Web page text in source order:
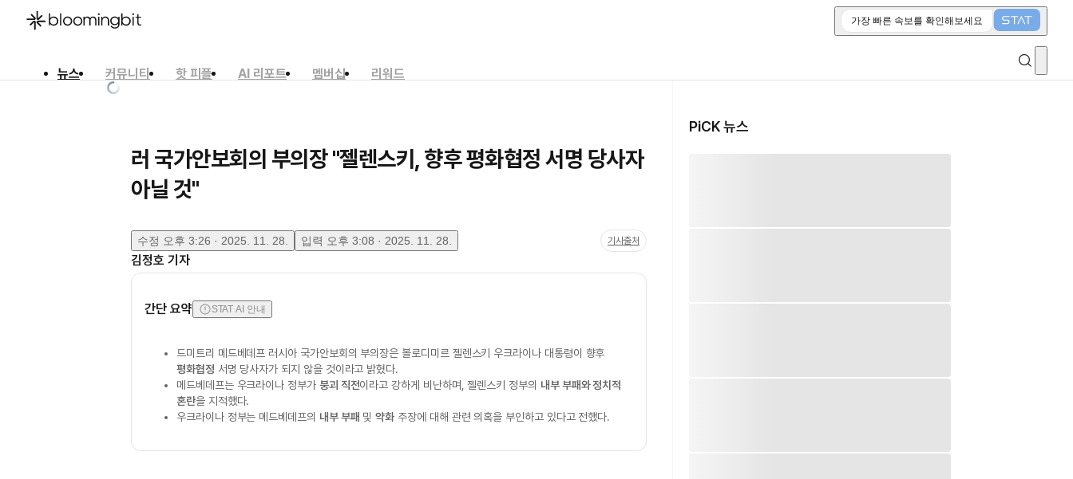
가장 빠른 속보를 확인해보세요
뉴스 커뮤니티 핫 피플 AI 리포트 멤버십
리워드
러 국가안보회의 부의장 "젤렌스키, 향후 평화협정 서명 당사자
아닐 것"
수정 오후 3:26 · 2025. 11. 28. 입력 오후 3:08 · 2025. 11. 28. 기사출처
김정호 기자
간단 요약 STAT AI 안내
드미트리 메드베데프 러시아 국가안보회의 부의장은 볼로디미르 젤렌스키 우크라이나 대통령이 향후
평화협정 서명 당사자가 되지 않을 것이라고 밝혔다.
메드베데프는 우크라이나 정부가 붕괴 직전이라고 강하게 비난하며, 젤렌스키 정부의 내부 부패와 정치적
혼란을 지적했다.
우크라이나 정부는 메드베데프의 내부 부패 및약화 주장에 대해 관련 의혹을 부인하고 있다고 전했다.
PiCK 뉴스